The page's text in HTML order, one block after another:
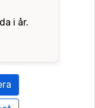
i år.